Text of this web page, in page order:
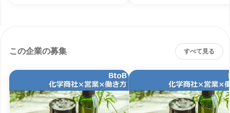
この企業の募集 すべて見る